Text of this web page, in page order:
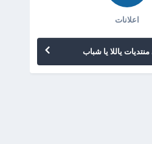
اعلانات
ياللا يا شباب